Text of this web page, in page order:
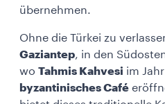
übernehmen.
Ohne die Türkei zu
Gaziantep, in den
wo Tahmis Kahvesi im Jahr
byzantinisches Café